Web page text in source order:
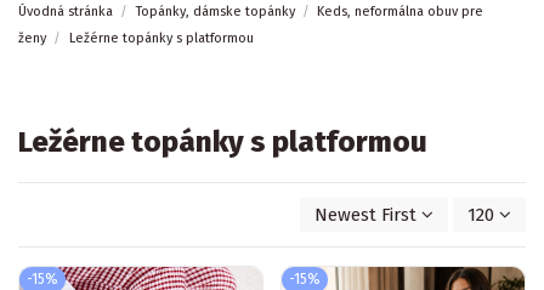
Úvodná stránka Topánky, dámske topánky
Keds, neformálna obuv pre
ženy
Ležérne topánky s platformou
Ležérne topánky s platformou
Newest First 120
-15% -15%